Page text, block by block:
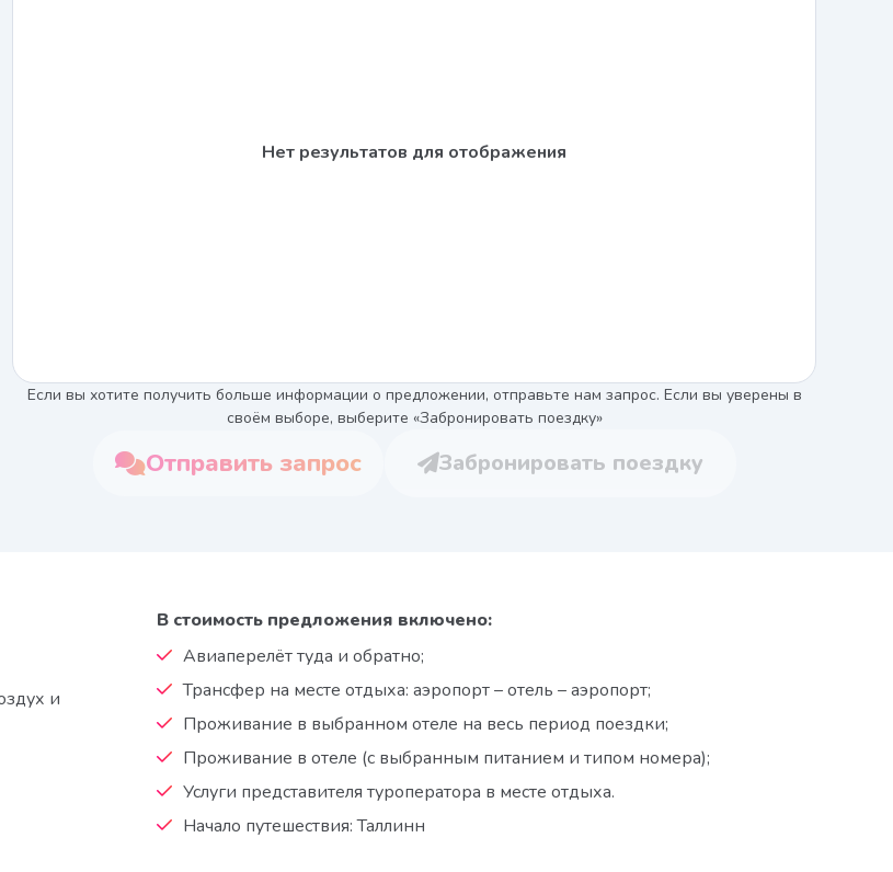
Нет результатов для отображения
Если вы хотите получить больше информации о предложении, отправьте нам запрос. Если вы уверены в
своём выборе, выберите «Забронировать поездку»
Отправить запрос Забронировать поездку
В стоимость предложения включено:
Авиаперелёт туда и обратно;
Трансфер на месте отдыха: аэропорт – отель – аэропорт;
Проживание в выбранном отеле на весь период поездки;
Проживание в отеле (с выбранным питанием и типом номера);
Услуги представителя туроператора в месте отдыха.
Начало путешествия: Таллинн
и